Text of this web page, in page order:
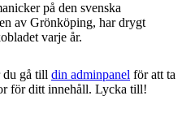
på den svenska
av Grönköping, har drygt
varje år.
du gå till din adminpanel för att ta
för ditt innehåll. Lycka till!